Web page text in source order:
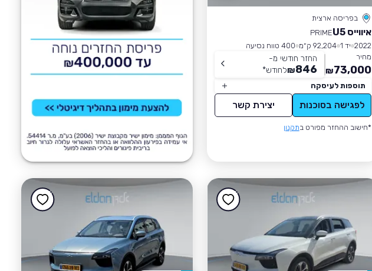
בפריסה ארצית
איווייס U5
PRIME
2022 יד 1 92,204 ק״מ
400 טווח נסיעה
מחיר
73,000
₪
החזר חודשי מ-
846
₪לחודש*
תוספות לעיסקה
לפגישה בסוכנות יצירת קשר
*חישוב ההחזר מפורט בתקנון